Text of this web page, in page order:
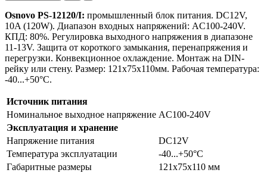
Osnovo PS-12120/I: промышленный блок питания. DC12V,
10A (120W). Диапазон входных напряжений: AC100-240V.
КПД: 80%. Регулировка выходного напряжения в диапазоне
11-13V. Защита от короткого замыкания, перенапряжения и
перегрузки. Конвекционное охлаждение. Монтаж на DIN-
рейку или стену. Размер: 121x75x110мм. Рабочая температура:
-40...+50°C.
Источник питания
Номинальное выходное напряжение AC100-240V
Эксплуатация и хранение
Напряжение питания
DC12V
Температура эксплуатации
-40...+50°C
Габаритные размеры
121x75x110 мм